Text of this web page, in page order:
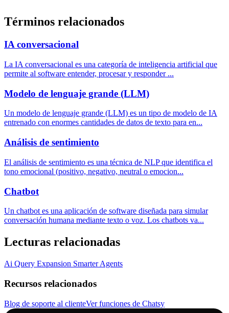
Términos relacionados
IA conversacional
La IA conversacional es una categoría de inteligencia artificial que
permite al software entender, procesar y responder ...
Modelo de lenguaje grande (LLM)
Un modelo de lenguaje grande (LLM) es un tipo de modelo de IA
entrenado con enormes cantidades de datos de texto para en...
Análisis de sentimiento
El análisis de sentimiento es una técnica de NLP que identifica el
tono emocional (positivo, negativo, neutral o emocion...
Chatbot
Un chatbot es una aplicación de software diseñada para simular
conversación humana mediante texto o voz. Los chatbots va...
Lecturas relacionadas
Ai Query Expansion Smarter Agents
Recursos relacionados
Blog de soporte al clienteVer funciones de Chatsy